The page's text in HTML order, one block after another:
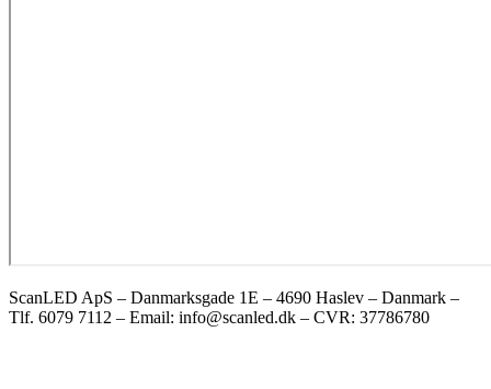
ScanLED ApS – Danmarksgade 1E – 4690 Haslev – Danmark –
Tlf. 6079 7112 – Email: info@scanled.dk – CVR: 37786780